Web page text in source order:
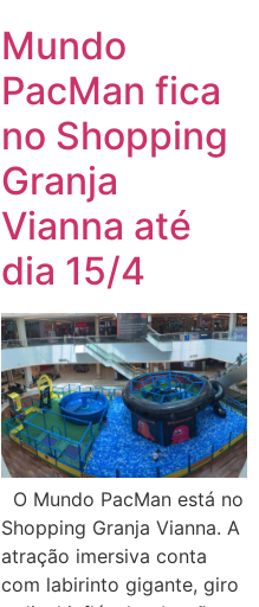
Mundo
PacMan fica
no Shopping
Granja
Vianna até
dia 15/4
O Mundo PacMan está no
Shopping Granja Vianna. A
atração imersiva conta
com labirinto gigante, giro